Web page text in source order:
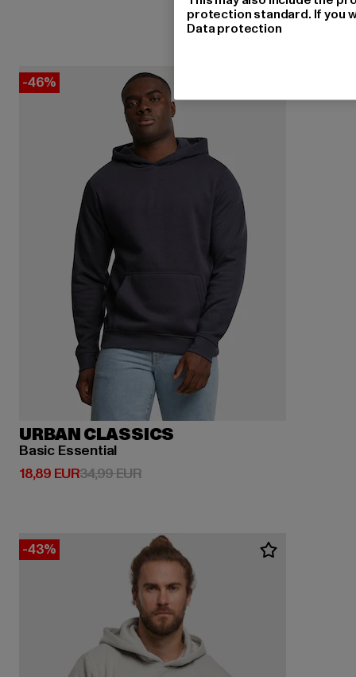
-46%
URBAN CLASSICS
Basic Essential
18,89 EUR
Derzeitiger Preis: 18,89 EUR
34,99 EURAktionspreis: 34,99 EUR
-43%
protection standard. If you
Data protection